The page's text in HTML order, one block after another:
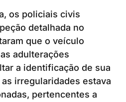
os policiais civis
detalhada no
que o veículo
adulterações
a identificação de sua
irregularidades estava
pertencentes a